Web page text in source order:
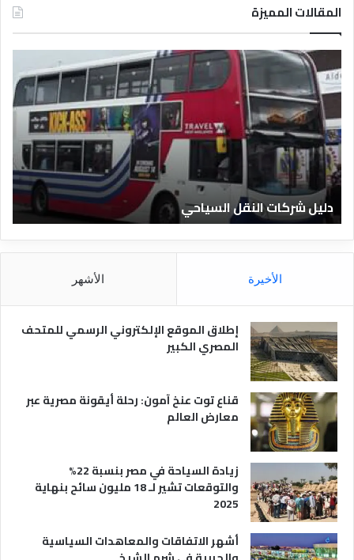
المقالات المميزة
النقل السياحي
ل
ي
ل
ا
ل
ن
ا
ق
ا
ر
ي
دليل
الأخيرة الأشهر
إطلاق الموقع الإلكتروني الرسمي للمتحف
المصري الكبير
قناع توت عنخ آمون: رحلة أيقونة مصرية عبر
معارض العالم
زيادة السياحة في مصر بنسبة 22%
والتوقعات تشير لـ 18 مليون سائح بنهاية
2025
أشهر الاتفاقات والمعاهدات السياسية